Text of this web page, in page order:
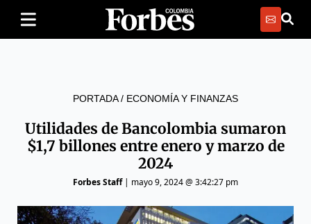
PORTADA/ ECONOMÍA Y FINANZAS
Utilidades de Bancolombia sumaron
$1,7 billones entre enero y marzo de
2024
Forbes Staff| mayo 9, 2024 @ 3:42:27 pm